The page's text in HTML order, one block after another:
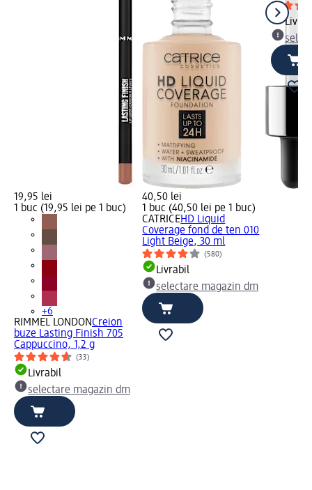
19,95 lei
1 buc (19,95 lei pe 1 buc)
+6
RIMMEL LONDONCreion
buze Lasting Finish 705
Cappuccino, 1,2 g
(33)
Livrabil
selectare magazin dm
40,50 lei
1 buc (40,50 lei pe 1 buc)
CATRICEHD Liquid
Coverage fond de ten 010
Light Beige, 30 ml
(580)
Livrabil
selectare magazin dm